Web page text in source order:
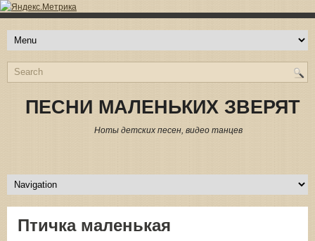
ПЕСНИ МАЛЕНЬКИХ ЗВЕРЯТ
Ноты детских песен, видео танцев
Птичка маленькая